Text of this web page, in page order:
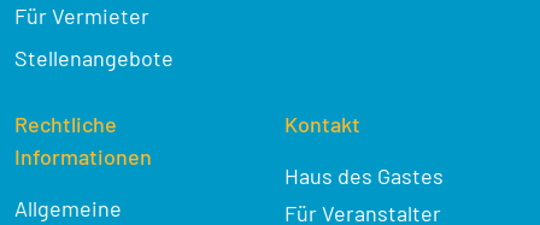
Für Vermieter
Stellenangebote
Rechtliche
Informationen
Allgemeine
Kontakt
Haus des Gastes
Für Veranstalter